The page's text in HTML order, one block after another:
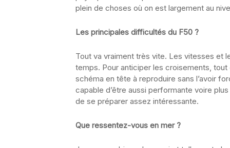
plein de choses où on est largement au
Les principales difficultés du F50 ?
Tout va vraiment très vite. Les vitesses et
temps. Pour anticiper les croisements,
schéma en tête à reproduire sans l’avoir
capable d’être aussi performante voire
de se préparer assez intéressante.
Que ressentez-vous en mer ?